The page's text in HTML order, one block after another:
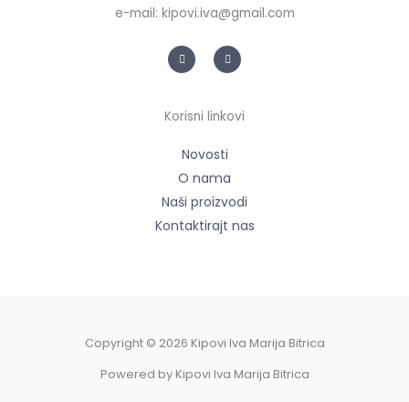
e-mail: kipovi.iva@gmail.com
F
a
c
o
f
G
o
o
Korisni linkovi
Novosti
O nama
Naši proizvodi
Kontaktirajt nas
Copyright © 2026 Kipovi Iva Marija Bitrica
Powered by Kipovi Iva Marija Bitrica